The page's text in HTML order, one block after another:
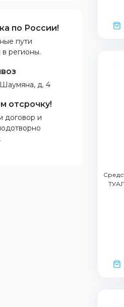
по России!
пути
в регионы.
д. 4
отсрочку!
договор и